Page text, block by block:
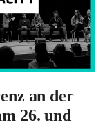
an der
26. und